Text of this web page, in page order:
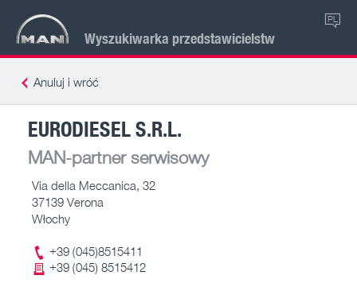
Wyszukiwarka przedstawicielstw
PL
Anuluj i wróć
EURODIESEL S.R.L.
MAN-partner serwisowy
Via della Meccanica, 32
37139 Verona
Włochy
+39 (045)8515411
+39 (045) 8515412